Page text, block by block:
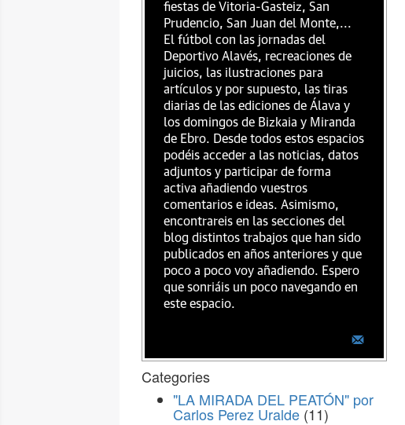
fiestas de Vitoria-Gasteiz, San
Prudencio, San Juan del Monte,...
El fútbol con las jornadas del
Deportivo Alavés, recreaciones de
juicios, las ilustraciones para
artículos y por supuesto, las tiras
diarias de las ediciones de Álava y
los domingos de Bizkaia y Miranda
de Ebro. Desde todos estos espacios
podéis acceder a las noticias, datos
adjuntos y participar de forma
activa añadiendo vuestros
comentarios e ideas. Asimismo,
encontrareis en las secciones del
blog distintos trabajos que han sido
publicados en años anteriores y que
poco a poco voy añadiendo. Espero
que sonriáis un poco navegando en
este espacio.
Categories
"LA MIRADA DEL PEATÓN" por
Carlos Perez Uralde (11)